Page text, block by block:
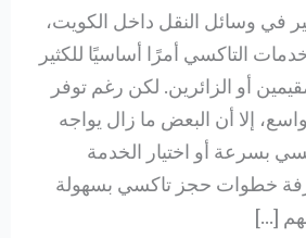
في وسائل النقل داخل الكويت،
التاكسي أمرًا أساسيًا للكثير
أو الزائرين. لكن رغم توفر
إلا أن البعض ما زال يواجه
بسرعة أو اختيار الخدمة
خطوات حجز تاكسي بسهولة
[…]